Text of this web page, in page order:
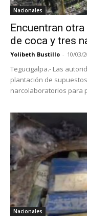
Nacionales
Encuentran
de coca y tres
Yolibeth Bustillo - 10/03/
Tegucigalpa.- Las
plantación de
narcolaboratorios para
Nacionales